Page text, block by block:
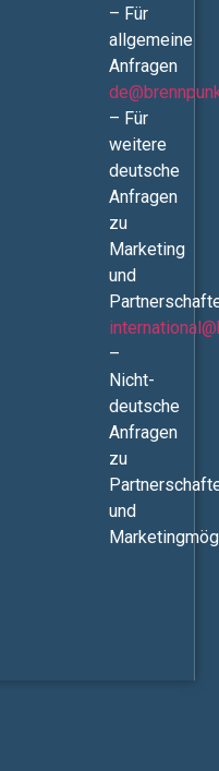
– Für
allgemeine
Anfragen
– Für
weitere
deutsche
Anfragen
zu
Marketing
und
–
Nicht-
deutsche
Anfragen
zu
und